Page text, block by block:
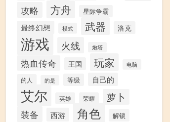
攻略
方舟 星际争霸
最终幻想 模式 武器 洛克
游戏 火线 炮塔
热血传奇 王国 玩家 电脑
的人 的是 等级 自己的
艾尔 英雄 荣耀
萝卜
装备
西游 角色 解锁